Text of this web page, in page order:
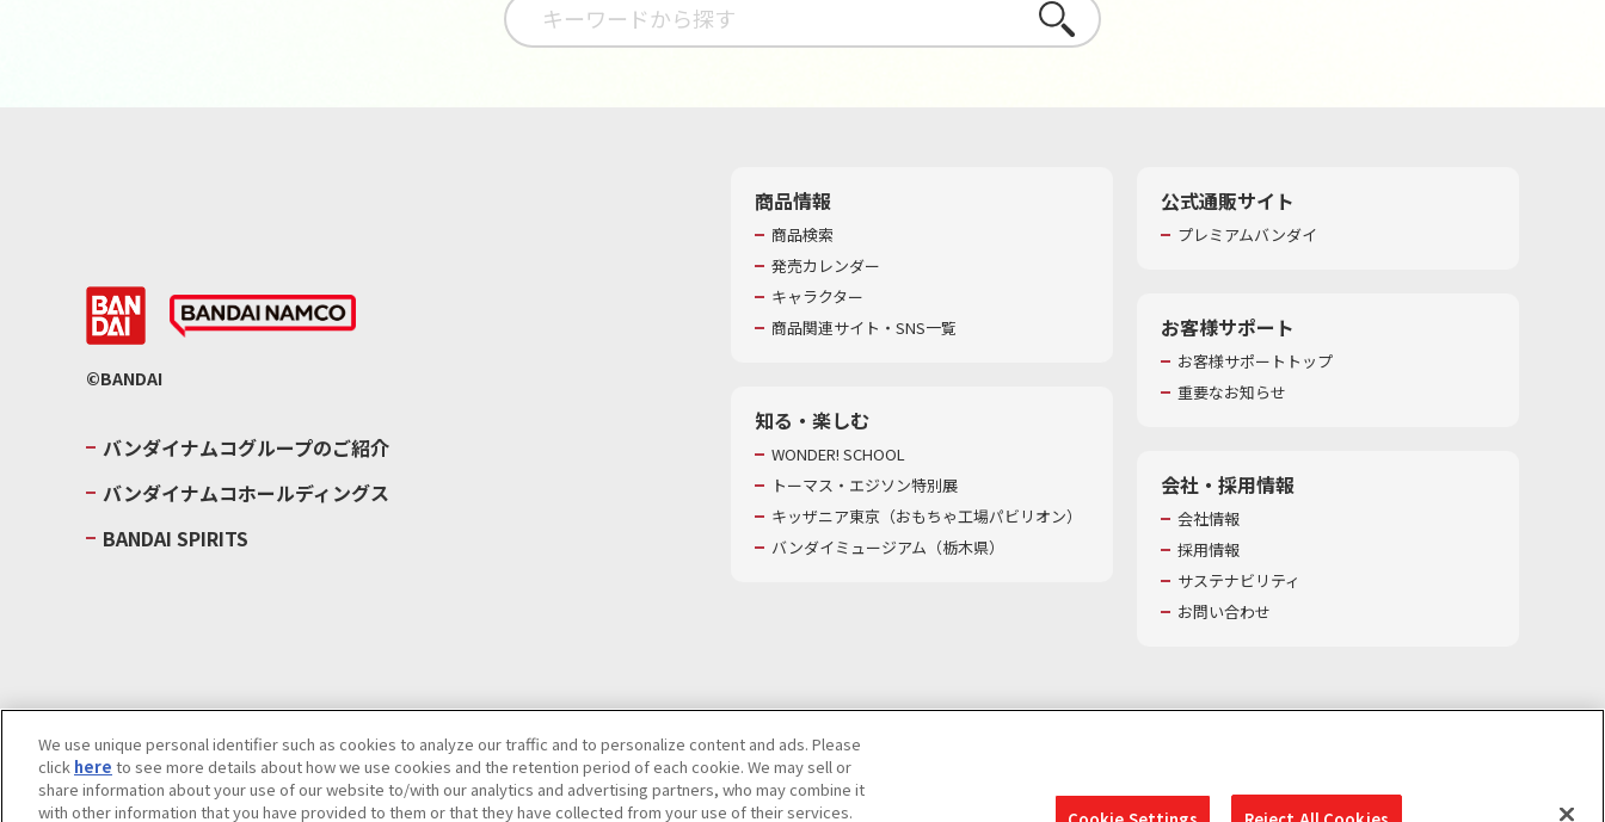
さがす
©BANDAI
バンダイナムコグループのご紹介
バンダイナムコホールディングス
BANDAI SPIRITS
商品情報
商品検索
発売カレンダー
キャラクター
商品関連サイト・SNS一覧
知る・楽しむ
WONDER! SCHOOL
トーマス・エジソン特別展
キッザニア東京（おもちゃ工場パビリオン）​
バンダイミュージアム（栃木県）
公式通販サイト
プレミアムバンダイ
お客様サポート
お客様サポートトップ
重要なお知らせ
会社・採用情報
会社情報
採用情報
サステナビリティ
お問い合わせ
ウェブサイトご利用条件ソーシャルメディアポリシー個人情報及び特定個人情報等の取り扱いに関する保護方針
Do Not Sell or Share My Personal Information著作権・商標についてカスタマーハラスメントに対する基本的な対応方針
We use unique personal identifier such as cookies to analyze our traffic and to personalize content and ads. Please
click here to see more details about how we use cookies and the retention period of each cookie. We may sell or
share information about your use of our website to/with our analytics and advertising partners, who may combine it
with other information that you have provided to them or that they have collected from your use of their services.